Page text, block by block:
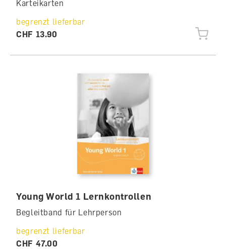
Karteikarten
begrenzt lieferbar
CHF 13.90
Young World 1 Lernkontrollen
Begleitband für Lehrperson
begrenzt lieferbar
CHF 47.00